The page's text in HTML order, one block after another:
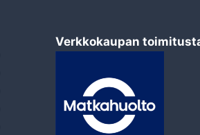
Verkkokaupan